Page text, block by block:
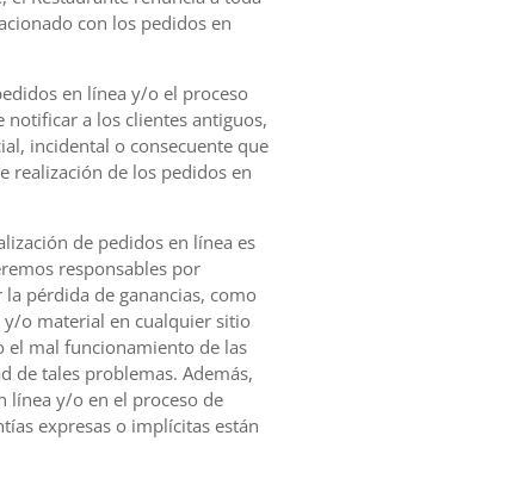
con los pedidos en
en línea y/o el proceso
notificar a los clientes antiguos,
incidental o consecuente que
realización de los pedidos en
de pedidos en línea es
responsables por
pérdida de ganancias, como
y/o material en cualquier sitio
el mal funcionamiento de las
de tales problemas. Además,
línea y/o en el proceso de
expresas o implícitas están